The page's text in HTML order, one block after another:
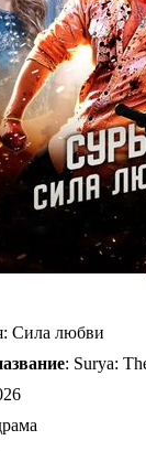
Сила любви
: Surya: